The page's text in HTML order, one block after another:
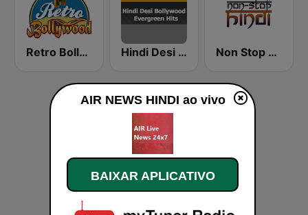
Retro Bollywood Hindi Desi Bollywood Evergreen Hits Non Stop Hindi
AIR NEWS HINDI ao vivo
BAIXAR APLICATIVO